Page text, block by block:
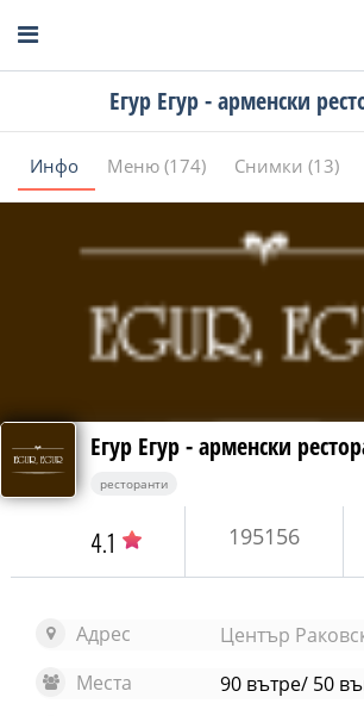
Егур Егур - арменски
Инфо Меню (174) Снимки (13)
Егур Егур - арменски
ресторанти
4.1 195156
Адрес
Център
Места
90 вътре/ 50